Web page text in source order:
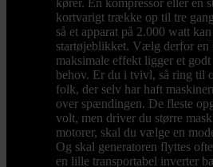
kører. En kompressor eller en
kortvarigt trække op til tre
så et apparat på 2.000 watt
startøjeblikket. Vælg derfor en
maksimale effekt ligger et
behov. Er du i tvivl, så ring til
folk, der selv har haft
over spændingen. De fleste
volt, men driver du større
motorer, skal du vælge en
Og skal generatoren flyttes
en lille transportabel inverter